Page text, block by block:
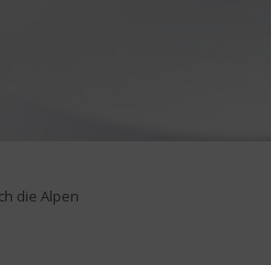
die Alpen